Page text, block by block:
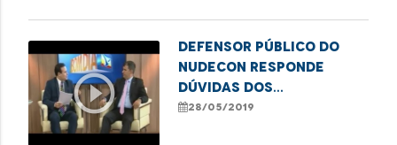
play_circle_outline
Defensor público do
Nudecon responde
dúvidas dos
consumidores
28/05/2019